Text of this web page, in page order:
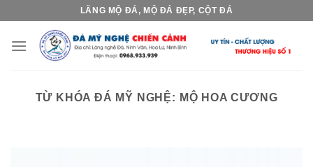
content
LĂNG MỘ ĐÁ, MỘ ĐÁ ĐẸP, CỘT ĐÁ
TỪ KHÓA ĐÁ MỸ NGHỆ: MỘ HOA CƯƠNG